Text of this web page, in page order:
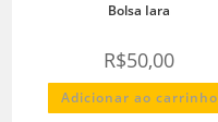
Bolsa Iara
R$50,00
Adicionar ao carrinho